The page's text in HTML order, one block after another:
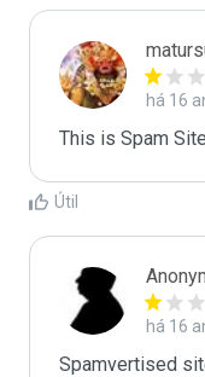
há 16
This is Spam Site
Útil
há 16
Spamvertised